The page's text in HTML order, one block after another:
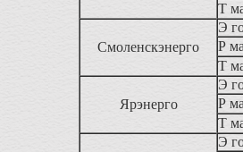
Т
Смоленскэнерго
Э
Р
Т
Ярэнерго
Э
Р
Т
Э